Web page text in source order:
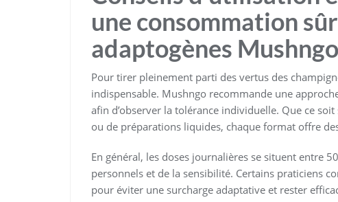
une consommation
adaptogènes Mushngo
Pour tirer pleinement parti des vertus des
indispensable. Mushngo recommande une
afin d’observer la tolérance individuelle. Que ce
ou de préparations liquides, chaque format offre
En général, les doses journalières se situent entre
personnels et de la sensibilité. Certains praticiens
pour éviter une surcharge adaptative et rester